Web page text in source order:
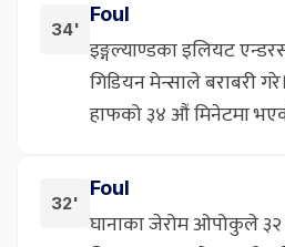
34'
Foul
इङ्गल्याण्डका इलियट
गिडियन मेन्साले बराबरी
हाफको ३४ औं मिनेटमा
32'
Foul
घानाका जेरोम ओपोकुले ३२